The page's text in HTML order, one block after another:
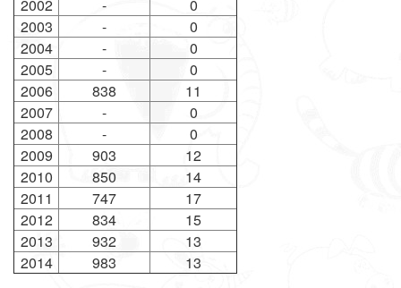
2002
-
0
2003
-
0
2004
-
0
2005
-
0
2006
838
11
2007
-
0
2008
-
0
2009
903
12
2010
850
14
2011
747
17
2012
834
15
2013
932
13
2014
983 13